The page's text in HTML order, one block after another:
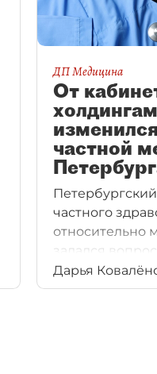
ДП Медицина
От
частной
частного
относительно
задался
истоков
и сегодня
Дарья